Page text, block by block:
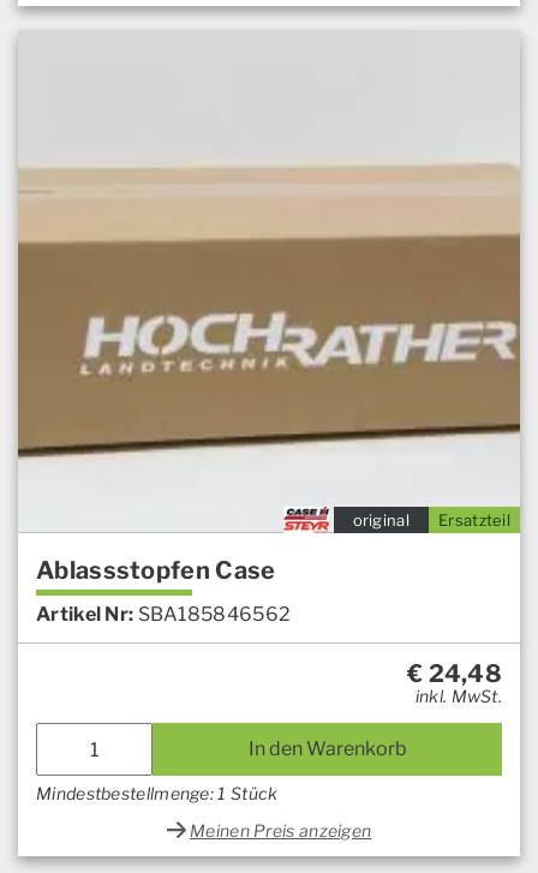
Ersatzteil
original
Ablassstopfen Case
Artikel Nr: SBA185846562
€ 24,48
inkl. MwSt.
In den Warenkorb
Mindestbestellmenge: 1 Stück
Meinen Preis anzeigen